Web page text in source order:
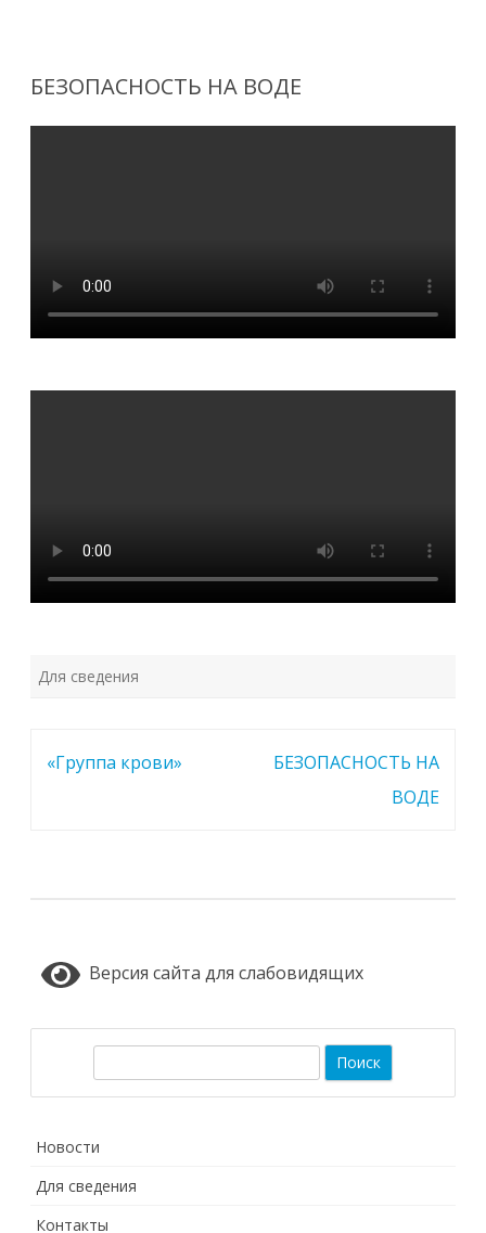
БЕЗОПАСНОСТЬ НА ВОДЕ
Для сведения
Навигация
«Группа крови»
БЕЗОПАСНОСТЬ НА
ВОДЕ
Версия сайта для слабовидящих
Новости
Для сведения
Контакты